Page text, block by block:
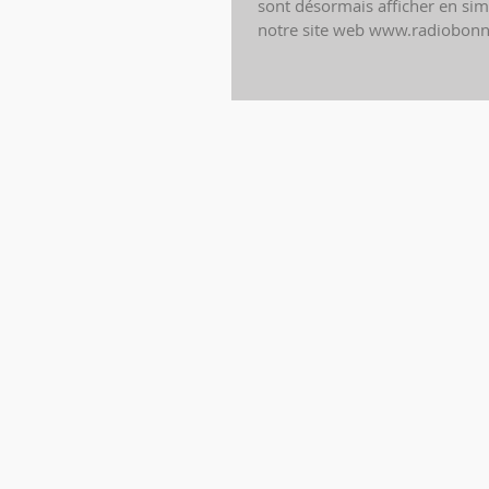
sont désormais afficher en
notre site web